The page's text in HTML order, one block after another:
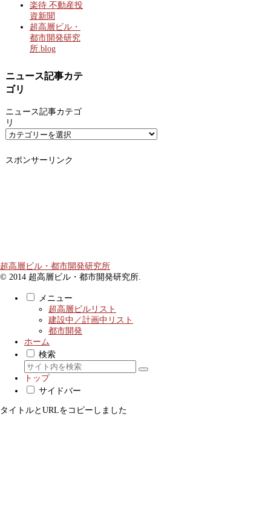
楽待 不動産投
資新聞
超高層ビル・
都市開発研究
所.blog
ニュース記事カテ
ゴリ
ニュース記事カテゴ
リ
スポンサーリンク
超高層ビル・都市開発研究所
© 2014 超高層ビル・都市開発研究所.
メニュー
超高層ビルリスト
建設中／計画中リスト
都市開発
ホーム
検索
トップ
サイドバー
タイトルとURLをコピーしました